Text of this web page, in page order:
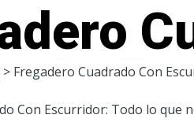
> Fregadero Cuadrado Con
Con Escurridor: Todo lo que